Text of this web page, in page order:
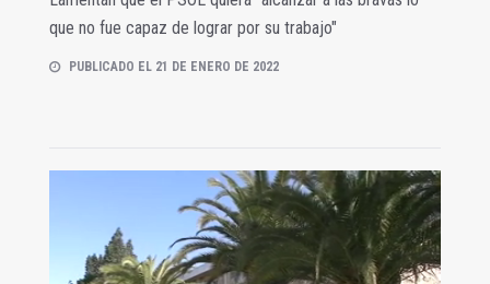
que no fue capaz de lograr por su trabajo"
PUBLICADO EL 21 DE ENERO DE 2022